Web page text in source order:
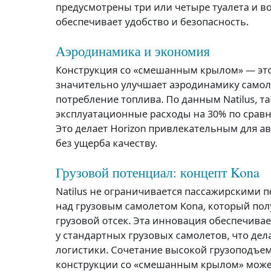
предусмотрены три или четыре туалета и
обеспечивает удобство и безопасность.
Аэродинамика и экономия
Конструкция со «смешанным крылом» —
значительно улучшает аэродинамику
потребление топлива. По данным Natilus,
эксплуатационные расходы на 30% по
Это делает Horizon привлекательным для
без ущерба качеству.
Грузовой потенциал: концепт Kona
Natilus не ограничивается пассажирскими
над грузовым самолетом Kona, который
грузовой отсек. Эта инновация
у стандартных грузовых самолетов, что
логистики. Сочетание высокой
конструкции со «смешанным крылом»